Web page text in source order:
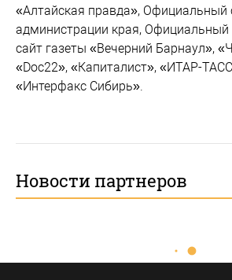
«Алтайская правда», Официальный
администрации края, Официальный
сайт газеты «Вечерний Барнаул»,
«Doc22», «Капиталист», «ИТАР-
«Интерфакс Сибирь».
Новости партнеров